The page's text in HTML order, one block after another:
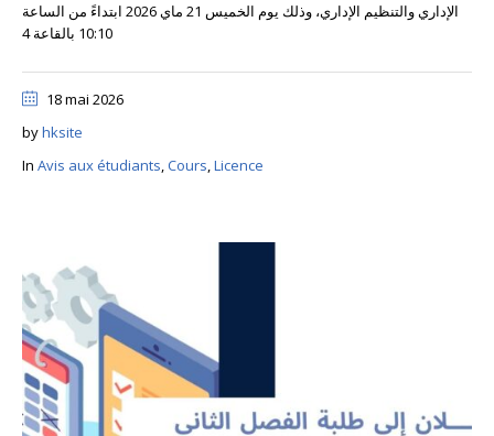
الإداري والتنظيم الإداري، وذلك يوم الخميس 21 ماي 2026 ابتداءً من الساعة
10:10 بالقاعة 4
18 mai 2026
byhksite
In Avis aux étudiants,Cours,Licence